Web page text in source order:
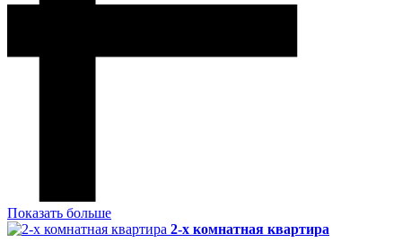
Показать больше
2-х комнатная квартира